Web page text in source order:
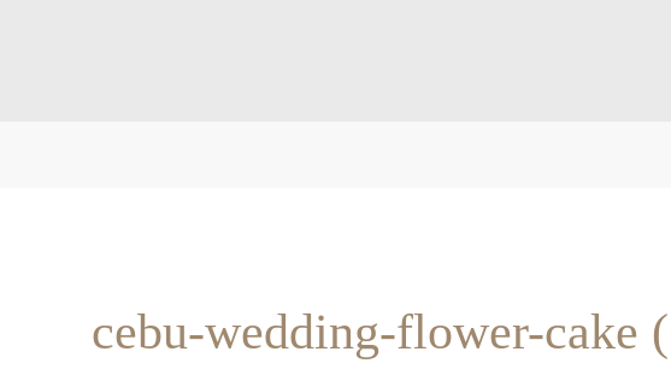
cebu-wedding-flower-cake